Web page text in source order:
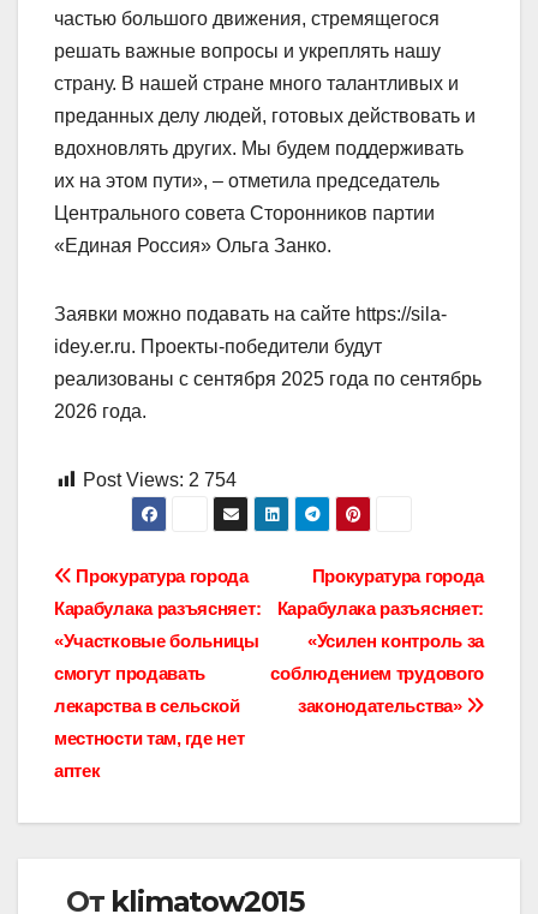
частью большого движения, стремящегося
решать важные вопросы и укреплять нашу
страну. В нашей стране много талантливых и
преданных делу людей, готовых действовать и
вдохновлять других. Мы будем поддерживать
их на этом пути», – отметила председатель
Центрального совета Сторонников партии
«Единая Россия» Ольга Занко.
Заявки можно подавать на сайте https://sila-
idey.er.ru. Проекты-победители будут
реализованы с сентября 2025 года по сентябрь
2026 года.
Post Views: 2 754
Навигация
по
записям
Прокуратура города
Карабулака разъясняет:
«Усилен контроль за
соблюдением трудового
законодательства»
Прокуратура города
Карабулака разъясняет:
«Участковые больницы
смогут продавать
лекарства в сельской
местности там, где нет
аптек
От klimatow2015